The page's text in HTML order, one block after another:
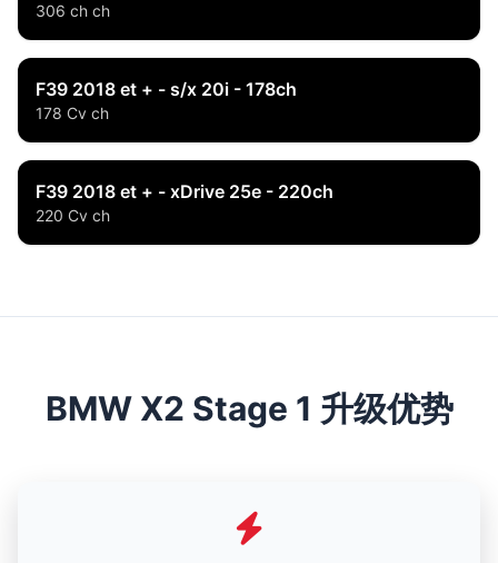
306 ch ch
F39 2018 et + - s/x 20i - 178ch
178 Cv ch
F39 2018 et + - xDrive 25e - 220ch
220 Cv ch
BMW X2 Stage 1 升级优势